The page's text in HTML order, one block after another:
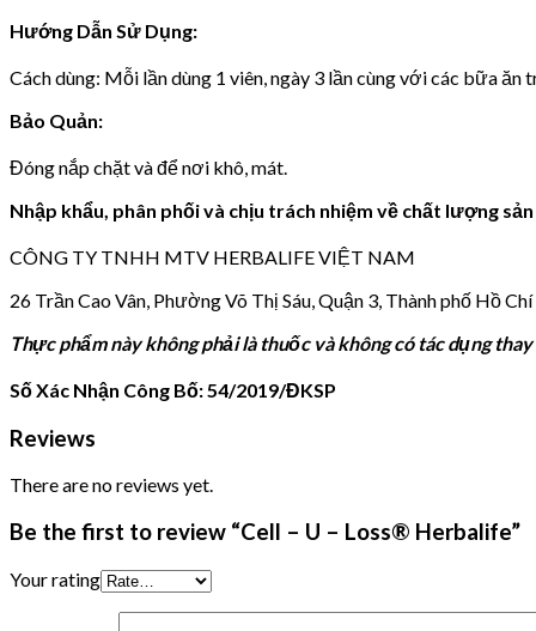
Hướng Dẫn Sử Dụng:
Cách dùng: Mỗi lần dùng 1 viên, ngày 3 lần cùng với các bữa ăn
Bảo Quản:
Đóng nắp chặt và để nơi khô, mát.
Nhập khẩu, phân phối và chịu trách nhiệm về chất lượng
CÔNG TY TNHH MTV HERBALIFE VIỆT NAM
26 Trần Cao Vân, Phường Võ Thị Sáu, Quận 3, Thành phố Hồ
Thực phẩm này không phải là thuốc và không có tác dụng
Số Xác Nhận Công Bố: 54/2019/ĐKSP
Reviews
There are no reviews yet.
Be the first to review “Cell – U – Loss® Herbalife”
Your rating